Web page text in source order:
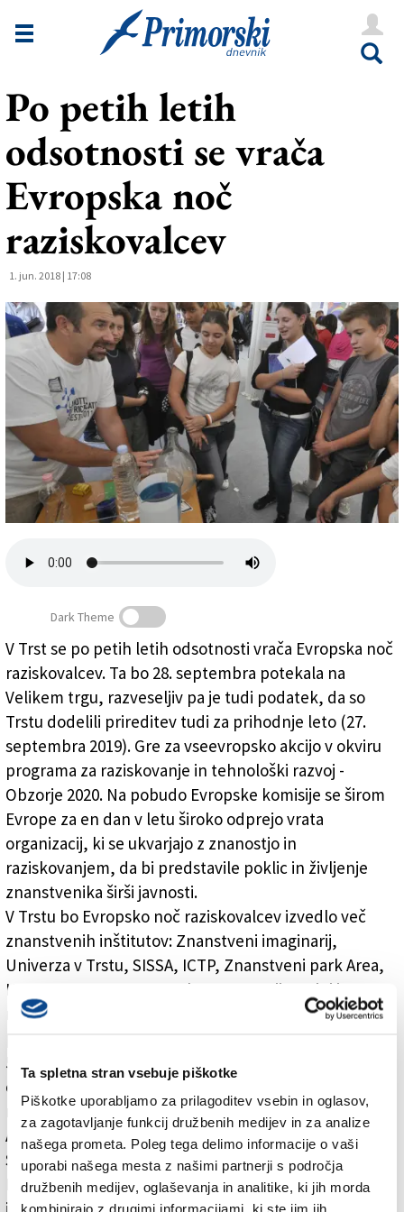
Ta spletna stran vsebuje piškotke
Piškotke uporabljamo za prilagoditev vsebin in oglasov,
za zagotavljanje funkcij družbenih medijev in za analize
našega prometa. Poleg tega delimo informacije o vaši
uporabi našega mesta z našimi partnerji s področja
družbenih medijev, oglaševanja in analitike, ki jih morda
kombinirajo z drugimi informacijami, ki ste jim jih
Novice
Goriška
Kultura
Še
Vreme
Uredništvo
Oglasi
Založnik
Zadruga PD
Naročnine
Po petih letih
odsotnosti se vrača
Evropska noč
raziskovalcev
1. jun. 2018 | 17:08
Po petih letih odsotnosti se vrača Evropska noč
raziskovalcev
Dark Theme
V Trst se po petih letih odsotnosti vrača Evropska noč
raziskovalcev. Ta bo 28. septembra potekala na
Velikem trgu, razveseljiv pa je tudi podatek, da so
Trstu dodelili prireditev tudi za prihodnje leto (27.
septembra 2019). Gre za vseevropsko akcijo v okviru
programa za raziskovanje in tehnološki razvoj -
Obzorje 2020. Na pobudo Evropske komisije se širom
Evrope za en dan v letu široko odprejo vrata
organizacij, ki se ukvarjajo z znanostjo in
raziskovanjem, da bi predstavile poklic in življenje
znanstvenika širši javnosti.
V Trstu bo Evropsko noč raziskovalcev izvedlo več
znanstvenih inštitutov: Znanstveni imaginarij,
Univerza v Trstu, SISSA, ICTP, Znanstveni park Area,
ICGEB, OGS, INFN, INAF, konservatorij Tartini in
mednarodna fundacija FIT. Novico, da so med 128
55 projektov), tržaški projekt pa je strokovna komisija
ocenila z odlično oceno (14,5 od 15), so na srečanju z
novinarji predstavili občinska odbornica za šolstvo
Angela Brandi, direktorica Znanstvenega imaginarija
Serena Mizzan in rektor Univerze v Trstu Maurizio
Fermeglia. Povedali so, da bodo na Velikem trgu